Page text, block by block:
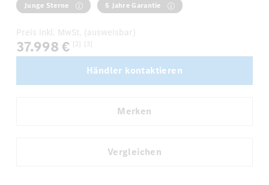
Junge Sterne 5 Jahre Garantie
Preis inkl. MwSt. (ausweisbar)
37.998 € [2] [3]
Händler kontaktieren
Merken
Vergleichen